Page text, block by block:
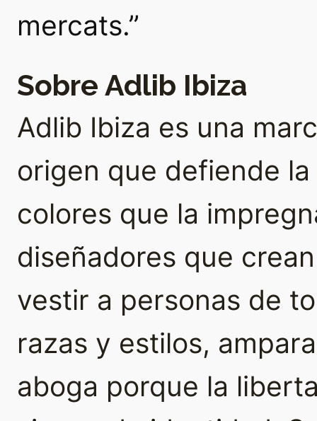
mercats.”
Sobre Adlib Ibiza
Adlib Ibiza es una
origen que defiende
colores que la
diseñadores que
vestir a personas de
razas y estilos,
aboga porque la